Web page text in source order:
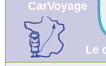
CarVoyage
Le